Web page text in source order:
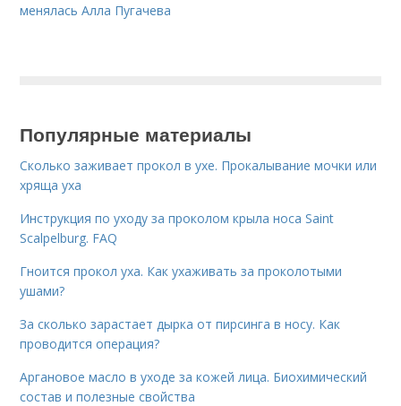
менялась Алла Пугачева
Популярные материалы
Сколько заживает прокол в ухе. Прокалывание мочки или
хряща уха
Инструкция по уходу за проколом крыла носа Saint
Scalpelburg. FAQ
Гноится прокол уха. Как ухаживать за проколотыми
ушами?
За сколько зарастает дырка от пирсинга в носу. Как
проводится операция?
Аргановое масло в уходе за кожей лица. Биохимический
состав и полезные свойства